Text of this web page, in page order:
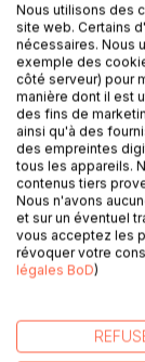
Ajouter à ma
Laisser un avis
DESCRIPTION
L'artiste Michel
reproduites en
Nous utilisons des
site web. Certains
nécessaires. Nous
exemple des
côté serveur) pour
manière dont il est
des fins de
ainsi qu'à des
des empreintes
tous les appareils.
contenus tiers
Nous n'avons
et sur un éventuel
vous acceptez les
révoquer votre
légales BoD)